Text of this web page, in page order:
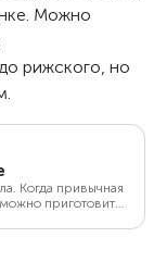
Можно
рижского, но
Когда привычная
можно приготовить
взять любой:
получается в